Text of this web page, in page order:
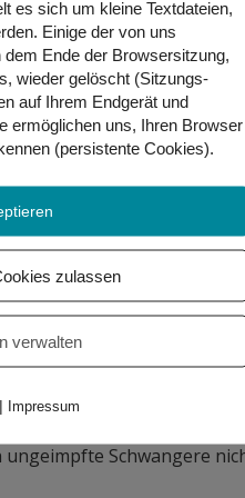
oder Elektronik
es geht zu verringern.
und desinfizieren,
PCR-Test vorweisen.
Schwangere
es sich um kleine Textdateien,
Einige der von uns
Ende der Browsersitzung,
wieder gelöscht (Sitzungs-
auf Ihrem Endgerät und
ermöglichen uns, Ihren Browser
(persistente Cookies)
zulassen
verwalten
| Impressum